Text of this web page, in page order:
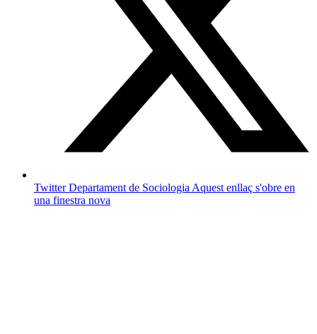
Twitter Departament de Sociologia Aquest enllaç s'obre en
una finestra nova